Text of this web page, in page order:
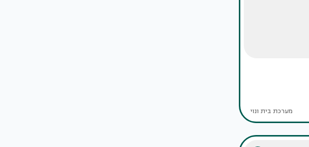
מערכת בית ונוי